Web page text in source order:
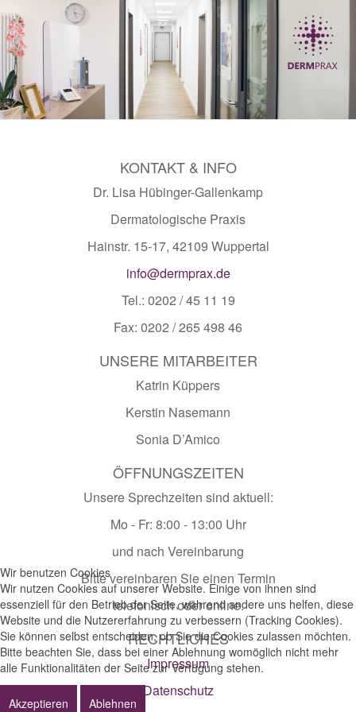
KONTAKT & INFO
Dr. Lisa Hübinger-Gallenkamp
Dermatologische Praxis
Hainstr. 15-17, 42109 Wuppertal
info@dermprax.de
Tel.: 0202 / 45 11 19
Fax: 0202 / 265 498 46
UNSERE MITARBEITER
Katrin Küppers
Kerstin Nasemann
Sonia D’Amico
ÖFFNUNGSZEITEN
Unsere Sprechzeiten sind aktuell:
Mo - Fr: 8:00 - 13:00 Uhr
und nach Vereinbarung
Bitte vereinbaren Sie einen Termin
telefonisch oder online.
RECHTLICHES
Impressum
Datenschutz
Wir benutzen Cookies
Wir nutzen Cookies auf unserer Website. Einige von ihnen sind
essenziell für den Betrieb der Seite, während andere uns helfen, diese
Website und die Nutzererfahrung zu verbessern (Tracking Cookies).
Sie können selbst entscheiden, ob Sie die Cookies zulassen möchten.
Bitte beachten Sie, dass bei einer Ablehnung womöglich nicht mehr
alle Funktionalitäten der Seite zur Verfügung stehen.
Akzeptieren Ablehnen